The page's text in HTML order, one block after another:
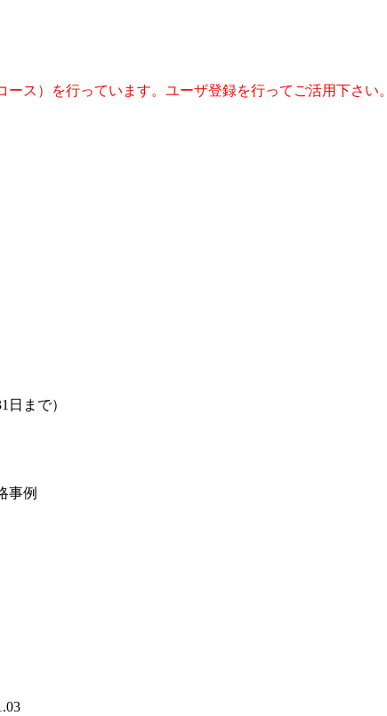
ス）を行っています。ユーザ登録を行ってご活用下さい。
まで）
事例